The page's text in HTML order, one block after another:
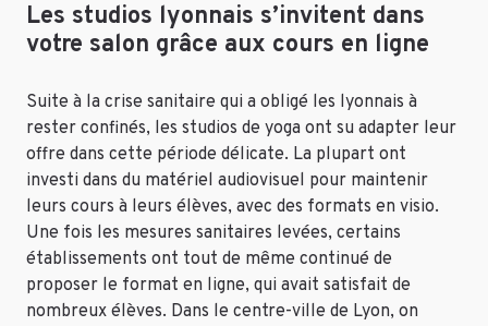
Les studios lyonnais s’invitent dans
votre salon grâce aux cours en ligne
Suite à la crise sanitaire qui a obligé les lyonnais à
rester confinés, les studios de yoga ont su adapter leur
offre dans cette période délicate. La plupart ont
investi dans du matériel audiovisuel pour maintenir
leurs cours à leurs élèves, avec des formats en visio.
Une fois les mesures sanitaires levées, certains
établissements ont tout de même continué de
proposer le format en ligne, qui avait satisfait de
nombreux élèves. Dans le centre-ville de Lyon, on